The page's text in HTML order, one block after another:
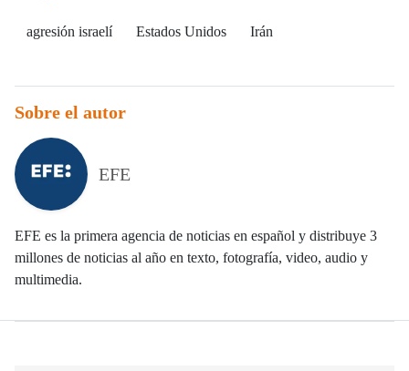
agresión israelí Estados Unidos Irán
Sobre el autor
EFE
EFE es la primera agencia de noticias en español y distribuye 3
millones de noticias al año en texto, fotografía, video, audio y
multimedia.